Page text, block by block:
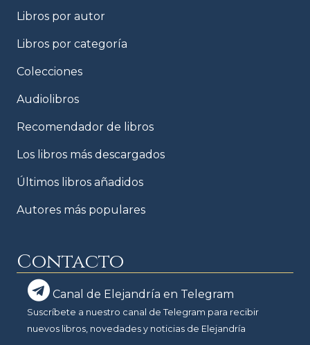
Libros por autor
Libros por categoría
Colecciones
Audiolibros
Recomendador de libros
Los libros más descargados
Últimos libros añadidos
Autores más populares
Contacto
Canal de Elejandría en Telegram
Suscríbete a nuestro canal de Telegram para recibir
nuevos libros, novedades y noticias de Elejandría